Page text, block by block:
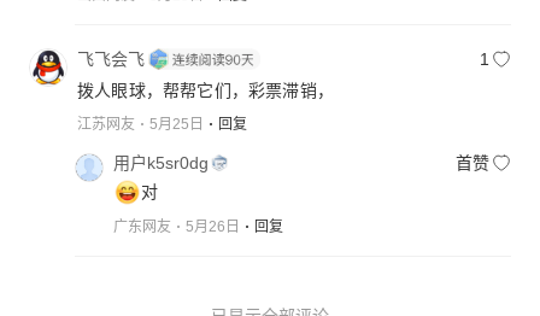
飞飞会飞
1
拨人眼球，帮帮它们，彩票滞销，
江苏网友 5月25日 回复
用户k5sr0dg
首赞
对
广东网友 5月26日 回复